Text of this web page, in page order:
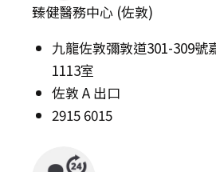
臻健醫務中心 (佐敦)
九龍佐敦彌敦道301-309號
1113室
佐敦 A 出口
2915 6015